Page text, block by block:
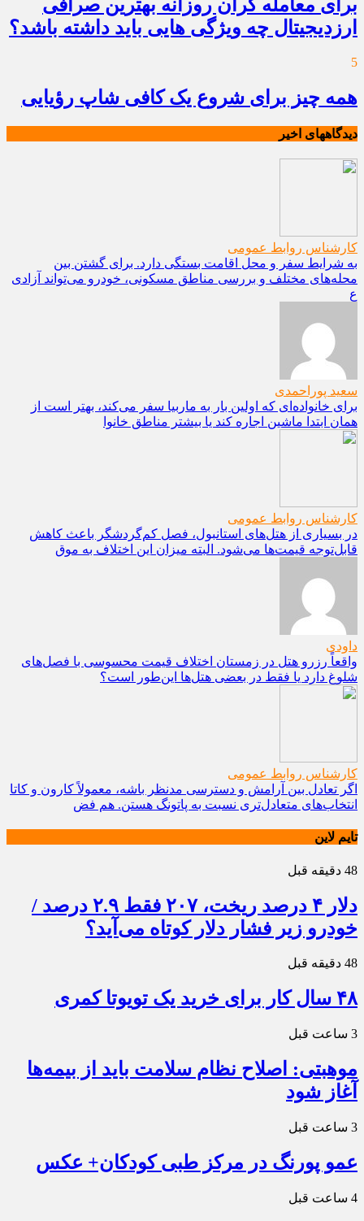
برای معامله گران روزانه بهترین صرافی
ارزدیجیتال چه ویژگی هایی باید داشته باشد؟
5
همه چیز برای شروع یک کافی شاپ رؤیایی
دیدگاههای اخیر
کارشناس روابط عمومی
به شرایط سفر و محل اقامت بستگی دارد. برای گشتن بین
محله‌های مختلف و بررسی مناطق مسکونی، خودرو می‌تواند آزادی
ع
سعید پوراحمدی
برای خانواده‌ای که اولین بار به ماربیا سفر می‌کند، بهتر است از
همان ابتدا ماشین اجاره کند یا بیشتر مناطق خانوا
کارشناس روابط عمومی
در بسیاری از هتل‌های استانبول، فصل کم‌گردشگر باعث کاهش
قابل‌توجه قیمت‌ها می‌شود. البته میزان این اختلاف به موق
داودی
واقعاً رزرو هتل در زمستان اختلاف قیمت محسوسی با فصل‌های
شلوغ دارد یا فقط در بعضی هتل‌ها این‌طور است؟
کارشناس روابط عمومی
اگر تعادل بین آرامش و دسترسی مدنظر باشه، معمولاً کارون و کاتا
انتخاب‌های متعادل‌تری نسبت به پاتونگ هستن. هم فض
تایم لاین
48 دقیقه قبل
دلار ۴ درصد ریخت، ۲۰۷ فقط ۲.۹ درصد /
خودرو زیر فشار دلار کوتاه می‌آید؟
48 دقیقه قبل
۴۸ سال کار برای خرید یک تویوتا کمری
3 ساعت قبل
موهبتی: اصلاح نظام سلامت باید از بیمه‌ها
آغاز شود
3 ساعت قبل
عمو پورنگ در مرکز طبی کودکان+ عکس
4 ساعت قبل